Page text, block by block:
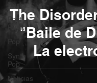
Darks
Post
Punk
Pop
Synth
Pop
Noticias
The
"Baile de
La
oscura